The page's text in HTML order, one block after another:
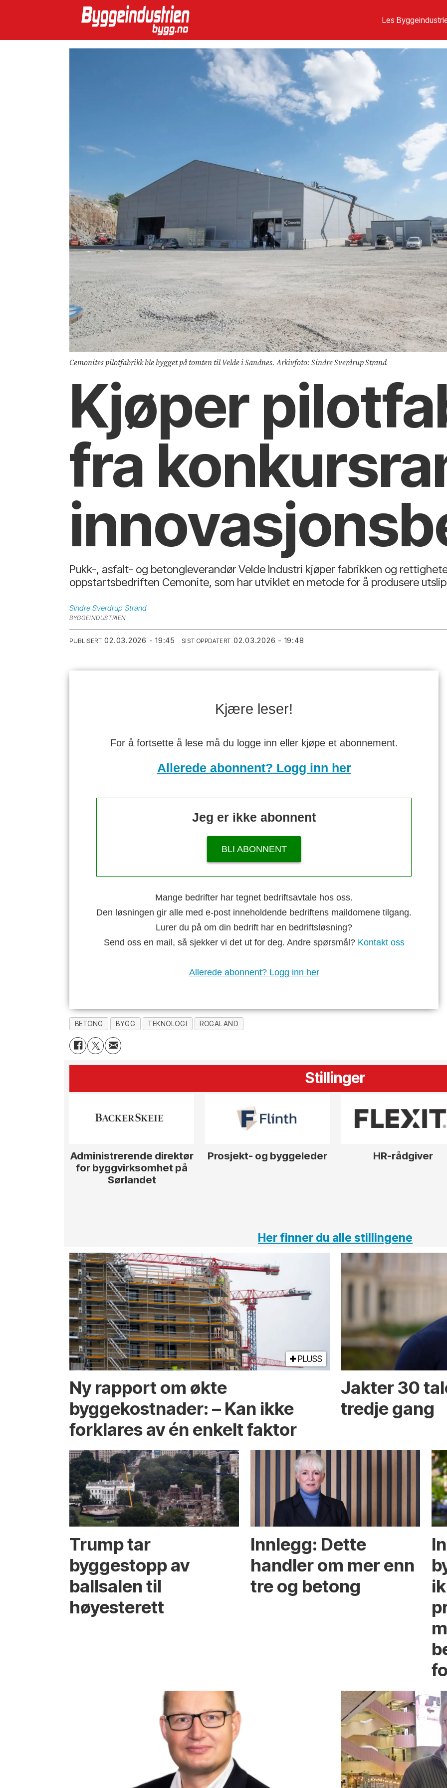
Les
Cemonites pilotfabrikk ble bygget på tomten til Velde i Sandnes. Arkivfoto: Sindre Sverdrup Strand
Kjøper
fra
Pukk-, asfalt- og betongleverandør Velde Industri kjøper fabrikken og
oppstartsbedriften Cemonite, som har utviklet en metode for å produsere
Sindre Sverdrup Strand
BYGGEINDUSTRIEN
PUBLISERT 02.03.2026 - 19:45 SIST OPPDATERT 02.03.2026 - 19:48
Kjære leser!
For å fortsette å lese må du logge inn eller kjøpe et abonnement.
Allerede abonnent? Logg inn her
Jeg er ikke abonnent
BLI ABONNENT
Mange bedrifter har tegnet bedriftsavtale hos oss.
Den løsningen gir alle med e-post inneholdende bedriftens maildomene tilgang.
Lurer du på om din bedrift har en bedriftsløsning?
Send oss en mail, så sjekker vi det ut for deg. Andre spørsmål? Kontakt oss
Allerede abonnent? Logg inn her
BETONG BYGG TEKNOLOGI ROGALAND
Stillinger
Administrerende direktør
for byggvirksomhet på
Sørlandet
Prosjekt- og byggeleder HR-rådgiver
Her finner du alle stillingene
PLUSS
Ny rapport om økte
byggekostnader: – Kan ikke
forklares av én enkelt faktor
Jakter 30
tredje gang
Trump tar
byggestopp av
ballsalen til
høyesterett
Innlegg: Dette
handler om mer enn
tre og betong